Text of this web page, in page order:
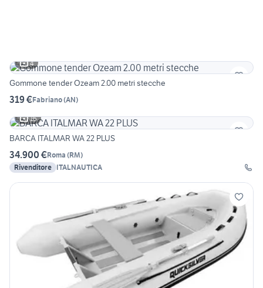
4
Gommone tender Ozeam 2.00 metri stecche
319 €Fabriano(AN)
16
BARCA ITALMAR WA 22 PLUS
34.900 €Roma (RM)
Rivenditore ITALNAUTICA